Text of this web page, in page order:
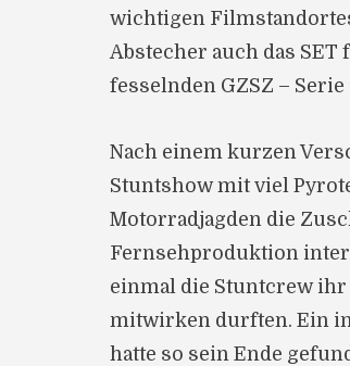
wichtigen
Abstecher auch das
fesselnden GZSZ –
Nach einem kurzen
Stuntshow mit viel
Motorradjagden die
Fernsehproduktion
einmal die Stuntcrew
mitwirken durften. Ein
hatte so sein Ende